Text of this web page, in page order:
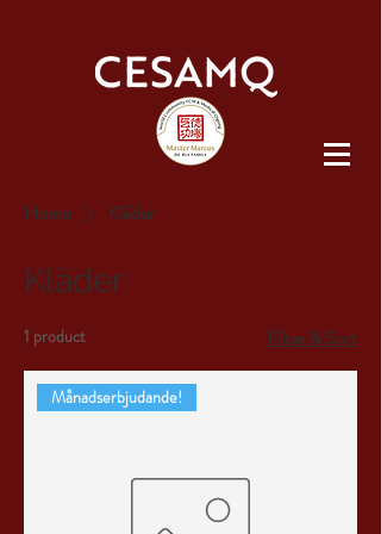
Home Kläder
Kläder
1 product Filter & Sort
Månadserbjudande!